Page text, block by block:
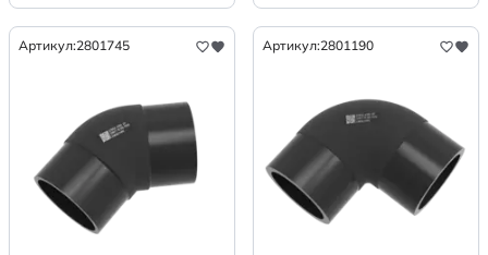
Артикул:2801745 Артикул:2801190